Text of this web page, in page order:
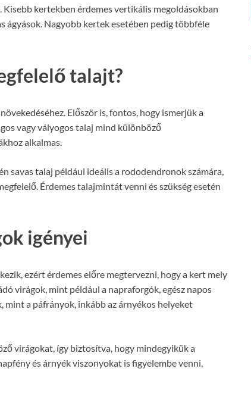
kertekben érdemes vertikális megoldásokban
Nagyobb kertek esetében pedig többféle
talajt?
Először is, fontos, hogy ismerjük a
vagy vályogos talaj mind különböző
alkalmas.
savas talaj például ideális a rododendronok számára,
Érdemes talajmintát venni és szükség esetén
igényei
ezért érdemes előre megtervezni, hogy a kert mely
virágok, mint például a napraforgók, egész napos
a páfrányok, inkább az árnyékos helyeket
virágokat, így biztosítva, hogy mindegyikük a
és árnyék viszonyokat is figyelembe venni,